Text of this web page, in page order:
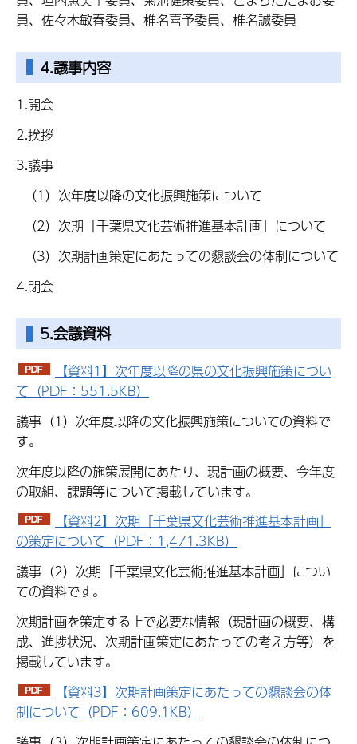
員、佐々木敏春委員、椎名喜予委員、椎名誠委員
4.議事内容
1.開会
2.挨拶
3.議事
（1）次年度以降の文化振興施策について
（2）次期「千葉県文化芸術推進基本計画」について
（3）次期計画策定にあたっての懇談会の体制について
4.閉会
5.会議資料
【資料1】次年度以降の県の文化振興施策につい
て（PDF：551.5KB）
議事（1）次年度以降の文化振興施策についての資料で
す。
次年度以降の施策展開にあたり、現計画の概要、今年度
の取組、課題等について掲載しています。
【資料2】次期「千葉県文化芸術推進基本計画」
の策定について（PDF：1,471.3KB）
議事（2）次期「千葉県文化芸術推進基本計画」につい
ての資料です。
次期計画を策定する上で必要な情報（現計画の概要、構
成、進捗状況、次期計画策定にあたっての考え方等）を
掲載しています。
【資料3】次期計画策定にあたっての懇談会の体
制について（PDF：609.1KB）